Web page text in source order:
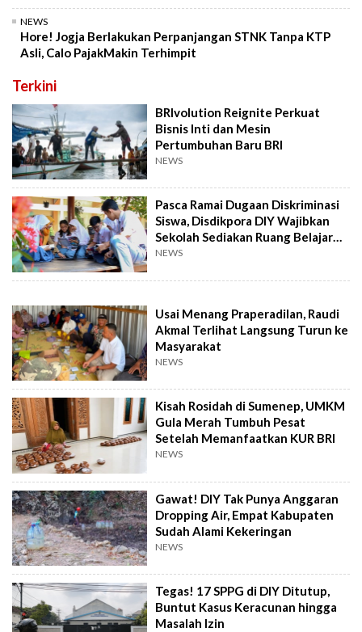
NEWS
Hore! Jogja Berlakukan Perpanjangan STNK Tanpa KTP
Asli, Calo PajakMakin Terhimpit
Terkini
BRIvolution Reignite Perkuat
Bisnis Inti dan Mesin
Pertumbuhan Baru BRI
NEWS
Pasca Ramai Dugaan Diskriminasi
Siswa, Disdikpora DIY Wajibkan
Sekolah Sediakan Ruang Belajar
Agama
NEWS
Usai Menang Praperadilan, Raudi
Akmal Terlihat Langsung Turun ke
Masyarakat
NEWS
Kisah Rosidah di Sumenep, UMKM
Gula Merah Tumbuh Pesat
Setelah Memanfaatkan KUR BRI
NEWS
Gawat! DIY Tak Punya Anggaran
Dropping Air, Empat Kabupaten
Sudah Alami Kekeringan
NEWS
Tegas! 17 SPPG di DIY Ditutup,
Buntut Kasus Keracunan hingga
Masalah Izin